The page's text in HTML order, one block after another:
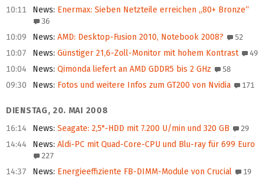
10:11 News: Enermax: Sieben Netzteile erreichen „80+ Bronze“
36
10:09 News: AMD: Desktop-Fusion 2010, Notebook 2008? 52
10:07 News: Günstiger 21,6-Zoll-Monitor mit hohem Kontrast 49
10:04 News: Qimonda liefert an AMD GDDR5 bis 2 GHz 58
09:30 News: Fotos und weitere Infos zum GT200 von Nvidia 171
DIENSTAG, 20. MAI 2008
16:14
News: Seagate: 2,5"-HDD mit 7.200 U/min und 320 GB 29
14:44 News: Aldi-PC mit Quad-Core-CPU und Blu-ray für 699 Euro
227
14:37 News: Energieeffiziente FB-DIMM-Module von Crucial 19